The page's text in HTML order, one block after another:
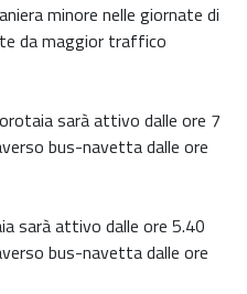
minore nelle giornate di
da maggior traffico
sarà attivo dalle ore 7
bus-navetta dalle ore
sarà attivo dalle ore 5.40
bus-navetta dalle ore